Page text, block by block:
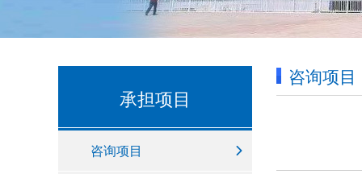
承担项目
咨询项目
咨询项目